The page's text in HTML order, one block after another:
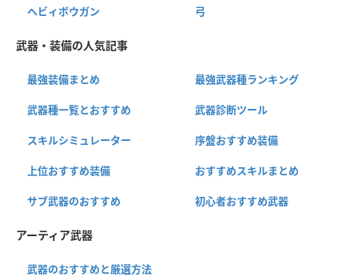
ヘビィボウガン 弓
武器・装備の人気記事
最強装備まとめ 最強武器種ランキング
武器種一覧とおすすめ 武器診断ツール
スキルシミュレーター 序盤おすすめ装備
上位おすすめ装備 おすすめスキルまとめ
サブ武器のおすすめ 初心者おすすめ武器
アーティア武器
武器のおすすめと厳選方法